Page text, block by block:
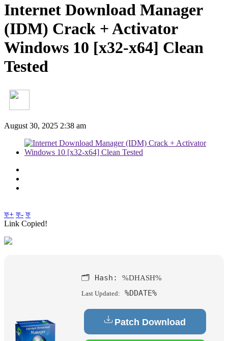
Internet Download Manager
(IDM) Crack + Activator
Windows 10 [x32-x64] Clean
Tested
August 30, 2025 2:38 am
ফ+ ফ- ফ
Link Copied!
🗂 Hash: %DHASH%
Last Updated: %DDATE%
Patch Download